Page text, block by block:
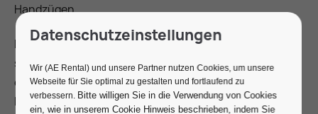
Handzügen.
Bühnenbau und Rigging beginnen nicht beim Stahl,
sondern bei der Statik dahinter – und dazwischen liegt
eine eigene Fachsprache aus Maschinenbau,
Bauwesen und Bühnenpraxis. Dieses Lexikon erklärt 65
Datenschutzeinstellungen
Wir (AE Rental) und unsere Partner nutzen Cookies, um unsere
Webseite für Sie optimal zu gestalten und fortlaufend zu
verbessern.
Bitte willigen Sie in die Verwendung von Cookies
ein, wie in unserem Cookie Hinweis beschrieben, indem Sie